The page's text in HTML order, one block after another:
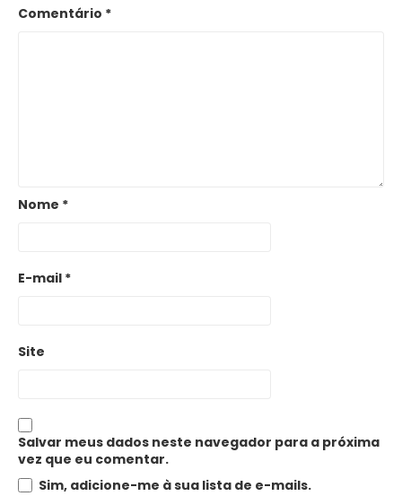
Comentário *
Nome *
E-mail *
Site
Salvar meus dados neste navegador para a próxima
vez que eu comentar.
Sim, adicione-me à sua lista de e-mails.